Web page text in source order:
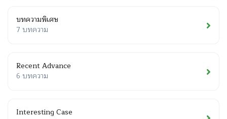
บทความพิเศษ
7 บทความ
Recent Advance
6 บทความ
Interesting Case